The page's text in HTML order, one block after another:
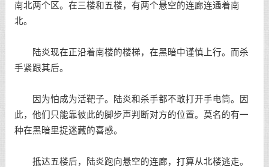
南北两个区。在三楼和五楼，有两个悬空的连廊连通着南
北。
陆炎现在正沿着南楼的楼梯，在黑暗中谨慎上行。而杀
手紧跟其后。
因为怕成为活靶子。陆炎和杀手都不敢打开手电筒。因
此，他们只能靠彼此的脚步声判断对方的位置。莫名的有一
种在黑暗里捉迷藏的喜感。
抵达五楼后，陆炎跑向悬空的连廊，打算从北楼逃走。